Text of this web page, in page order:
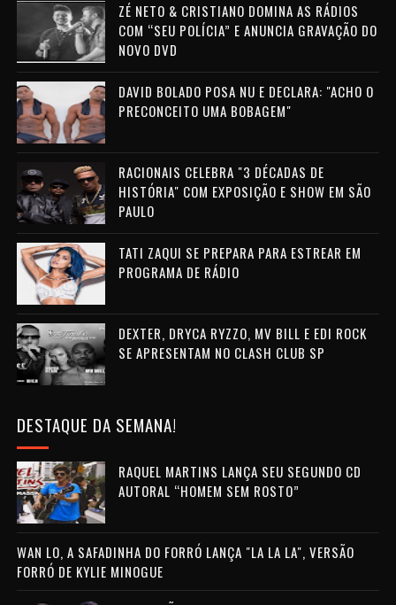
ZÉ NETO & CRISTIANO DOMINA AS RÁDIOS
COM “SEU POLÍCIA” E ANUNCIA GRAVAÇÃO DO
NOVO DVD
DAVID BOLADO POSA NU E DECLARA: "ACHO O
PRECONCEITO UMA BOBAGEM"
RACIONAIS CELEBRA "3 DÉCADAS DE
HISTÓRIA" COM EXPOSIÇÃO E SHOW EM SÃO
PAULO
TATI ZAQUI SE PREPARA PARA ESTREAR EM
PROGRAMA DE RÁDIO
DEXTER, DRYCA RYZZO, MV BILL E EDI ROCK
SE APRESENTAM NO CLASH CLUB SP
DESTAQUE DA SEMANA!
RAQUEL MARTINS LANÇA SEU SEGUNDO CD
AUTORAL “HOMEM SEM ROSTO”
WAN LO, A SAFADINHA DO FORRÓ LANÇA "LA LA LA", VERSÃO
FORRÓ DE KYLIE MINOGUE